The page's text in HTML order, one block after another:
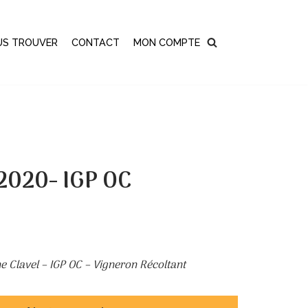
TROUVER CONTACT MON COMPTE
IGP OC
– IGP OC – Vigneron Récoltant